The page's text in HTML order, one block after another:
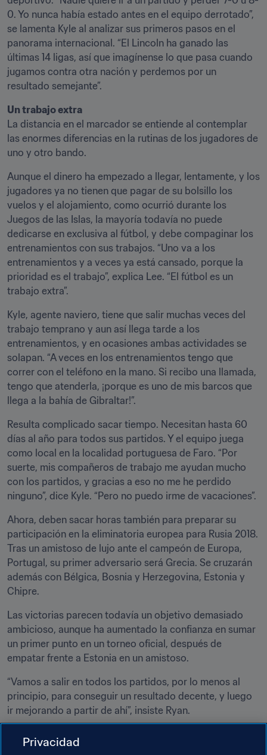
0. Yo nunca había estado antes en el equipo derrotado”,
se lamenta Kyle al analizar sus primeros pasos en el
panorama internacional. “El Lincoln ha ganado las
últimas 14 ligas, así que imagínense lo que pasa cuando
jugamos contra otra nación y perdemos por un
resultado semejante”.
Un trabajo extra
La distancia en el marcador se entiende al contemplar
las enormes diferencias en la rutinas de los jugadores de
uno y otro bando.
Aunque el dinero ha empezado a llegar, lentamente, y los
jugadores ya no tienen que pagar de su bolsillo los
vuelos y el alojamiento, como ocurrió durante los
Juegos de las Islas, la mayoría todavía no puede
dedicarse en exclusiva al fútbol, y debe compaginar los
entrenamientos con sus trabajos. “Uno va a los
entrenamientos y a veces ya está cansado, porque la
prioridad es el trabajo”, explica Lee. “El fútbol es un
trabajo extra”.
Kyle, agente naviero, tiene que salir muchas veces del
trabajo temprano y aun así llega tarde a los
entrenamientos, y en ocasiones ambas actividades se
solapan. “A veces en los entrenamientos tengo que
correr con el teléfono en la mano. Si recibo una llamada,
tengo que atenderla, ¡porque es uno de mis barcos que
llega a la bahía de Gibraltar!”.
Resulta complicado sacar tiempo. Necesitan hasta 60
días al año para todos sus partidos. Y el equipo juega
como local en la localidad portuguesa de Faro. “Por
suerte, mis compañeros de trabajo me ayudan mucho
con los partidos, y gracias a eso no me he perdido
ninguno”, dice Kyle. “Pero no puedo irme de vacaciones”.
Ahora, deben sacar horas también para preparar su
participación en la eliminatoria europea para Rusia 2018.
Tras un amistoso de lujo ante el campeón de Europa,
Portugal, su primer adversario será Grecia. Se cruzarán
además con Bélgica, Bosnia y Herzegovina, Estonia y
Chipre.
Las victorias parecen todavía un objetivo demasiado
ambicioso, aunque ha aumentado la confianza en sumar
un primer punto en un torneo oficial, después de
empatar frente a Estonia en un amistoso.
“Vamos a salir en todos los partidos, por lo menos al
principio, para conseguir un resultado decente, y luego
ir mejorando a partir de ahí”, insiste Ryan.
piedra de toque. “Para aprender algo primero hay que
Privacidad